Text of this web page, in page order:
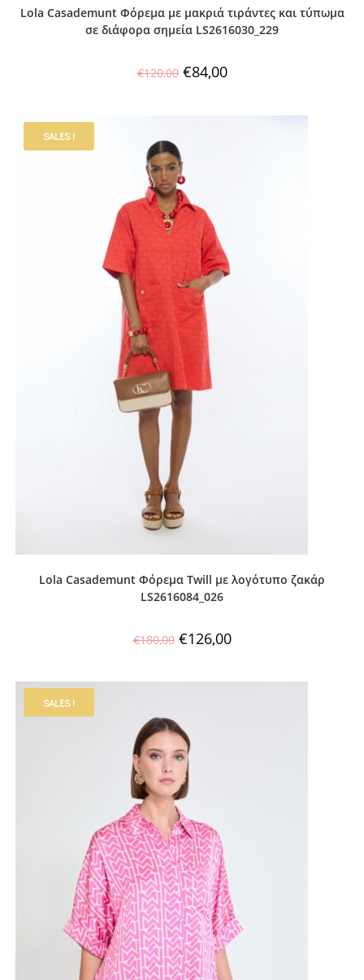
Lola Casademunt Φόρεμα με μακριά τιράντες και τύπωμα
σε διάφορα σημεία LS2616030_229
€120,00 €84,00
SALES !
Lola Casademunt Φόρεμα Twill με λογότυπο ζακάρ
LS2616084_026
€180,00 €126,00
SALES !